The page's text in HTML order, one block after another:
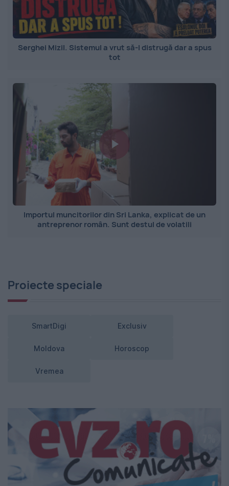
Serghei Mizil. Sistemul a vrut să-l distrugă dar a spus
tot
Importul muncitorilor din Sri Lanka, explicat de un
antreprenor român. Sunt destul de volatili
Proiecte speciale
SmartDigi Exclusiv
Moldova Horoscop
Vremea